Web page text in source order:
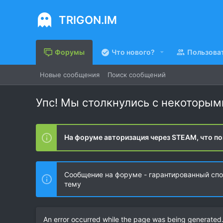
TRIGON.IM
Форумы Что нового?
Новые сообщения Поиск сообщений
Упс! Мы столкнулись с
На форуме авторизация через STEAM, что
Сообщение на форуме - гарантированный
тему
An error occurred while the page was being